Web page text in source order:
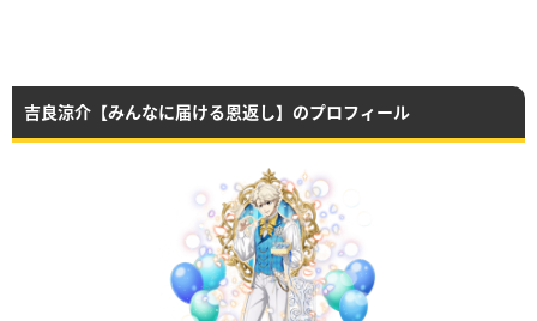
常時賢さアップ
吉良涼介【みんなに届ける恩返し】のプロフィール